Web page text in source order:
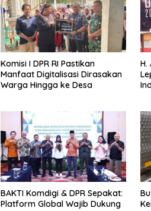
Komisi I DPR RI Pastikan
Manfaat Digitalisasi Dirasakan
Warga Hingga ke Desa
H.
BAKTI Komdigi & DPR Sepakat:
Platform Global Wajib Dukung